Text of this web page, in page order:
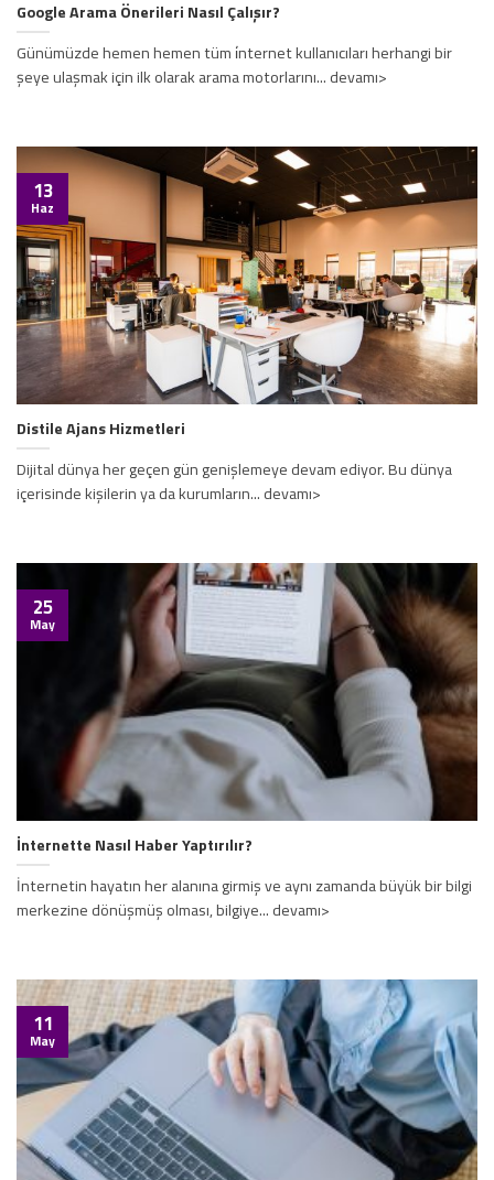
Google Arama Önerileri Nasıl Çalışır?
Günümüzde hemen hemen tüm i̇nternet kullanıcıları herhangi bir
şeye ulaşmak için ilk olarak arama motorlarını... devamı>
Distile Ajans Hizmetleri
Dijital dünya her geçen gün genişlemeye devam ediyor. Bu dünya
içerisinde kişilerin ya da kurumların... devamı>
13
Haz
İnternette Nasıl Haber Yaptırılır?
İnternetin hayatın her alanına girmiş ve aynı zamanda büyük bir bilgi
merkezine dönüşmüş olması, bilgiye... devamı>
25
May
11
May